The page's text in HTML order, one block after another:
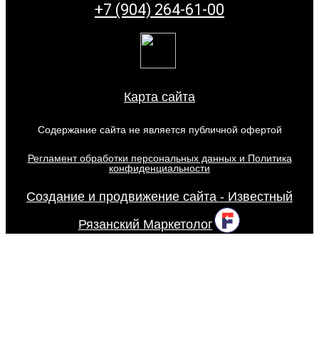
+7 (904) 264-61-00
Карта сайта
Содержание сайта не является публичной офертой
Регламент обработки персональных данных и Политика
конфиденциальности
Создание и продвижение сайта - Известный
Рязанский Маркетолог